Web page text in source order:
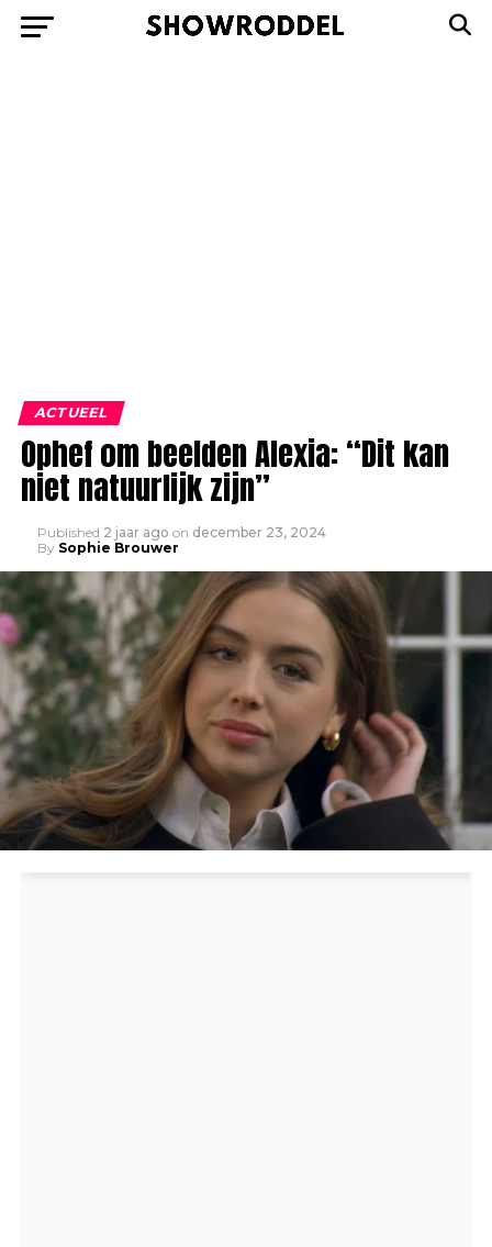
ACTUEEL
Ophef om beelden Alexia: “Dit kan
niet natuurlijk zijn”
Published 2 jaar ago on december 23, 2024
By Sophie Brouwer